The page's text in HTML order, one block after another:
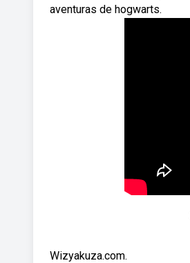
aventuras de hogwarts.
Wizyakuza.com.